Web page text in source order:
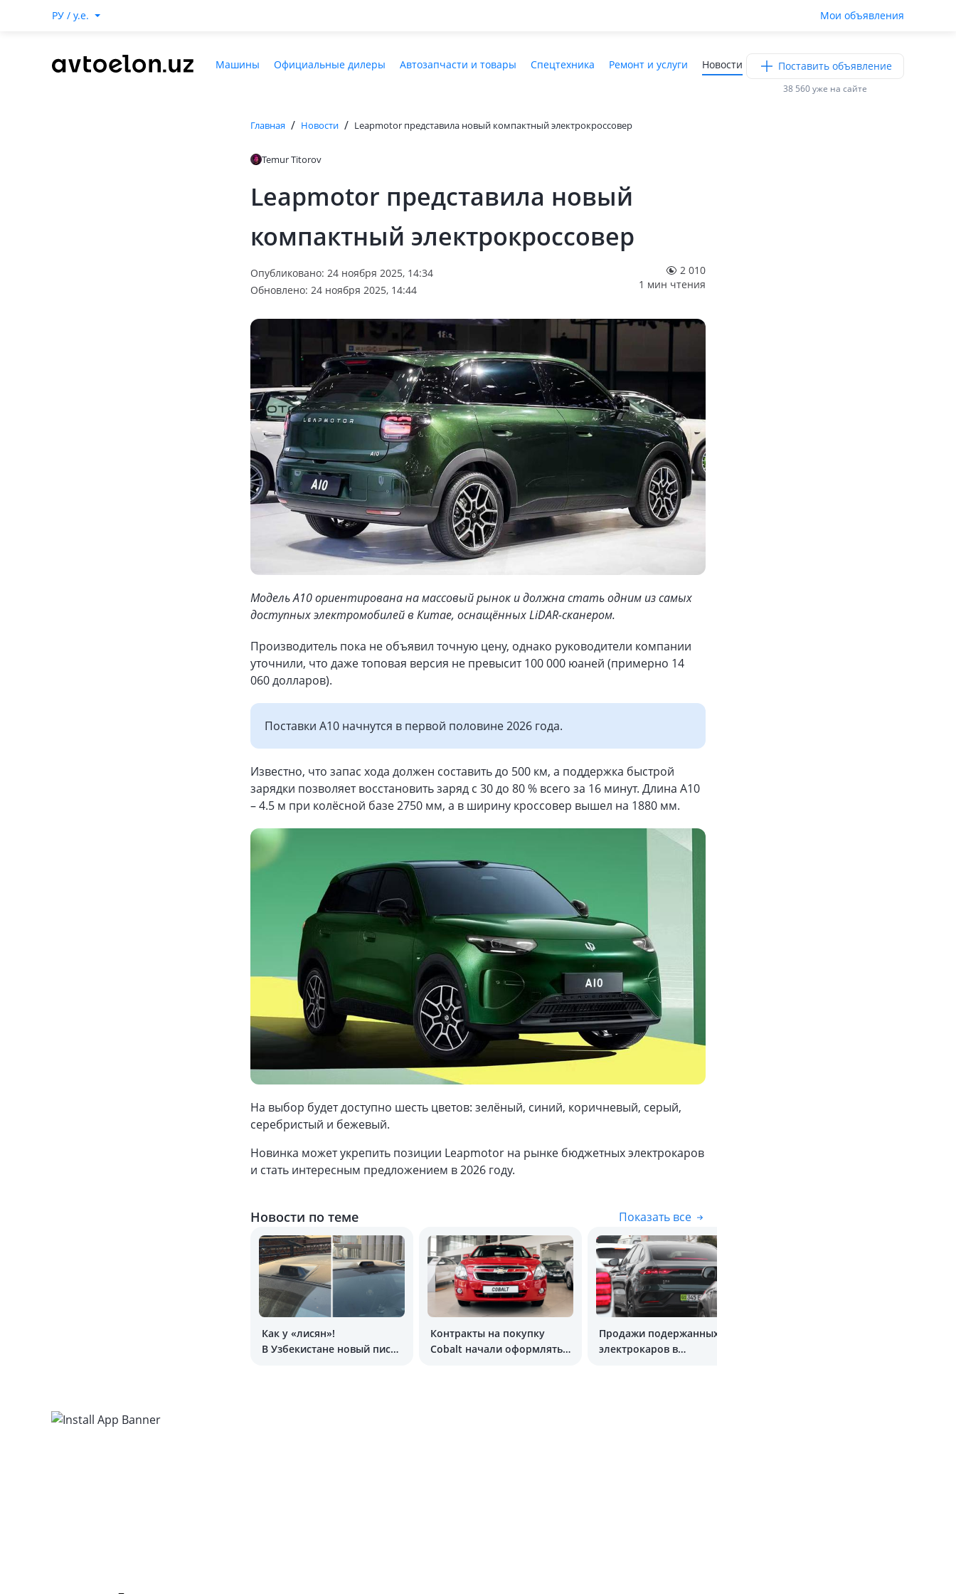
РУ / y.e. Мои объявления
Машины Официальные дилеры Автозапчасти и товары Спецтехника Ремонт и услуги Новости Поставить объявление
38 560 уже на сайте
Главная / Новости / Leapmotor представила новый компактный электрокроссовер
Temur Titorov
Leapmotor представила новый
компактный электрокроссовер
Опубликовано: 24 ноября 2025, 14:34
Обновлено: 24 ноября 2025, 14:44
2 010
1 мин чтения
Модель А10 ориентирована на массовый рынок и должна стать одним из самых
доступных электромобилей в Китае, оснащённых LiDAR-сканером.
Производитель пока не объявил точную цену, однако руководители компании
уточнили, что даже топовая версия не превысит 100 000 юаней (примерно 14
060 долларов).
Поставки A10 начнутся в первой половине 2026 года.
Известно, что запас хода должен составить до 500 км, а поддержка быстрой
зарядки позволяет восстановить заряд с 30 до 80 % всего за 16 минут. Длина A10
– 4.5 м при колёсной базе 2750 мм, а в ширину кроссовер вышел на 1880 мм.
На выбор будет доступно шесть цветов: зелёный, синий, коричневый, серый,
серебристый и бежевый.
Новинка может укрепить позиции Leapmotor на рынке бюджетных электрокаров
и стать интересным предложением в 2026 году.
Новости по теме Показать все
Как у «лисян»!
В Узбекистане новый писк
Контракты на покупку
Cobalt начали оформлять
Продажи подержанных
электрокаров в